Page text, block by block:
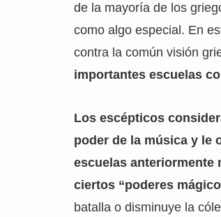
de la mayoría de los
como algo especial. En
contra la común visión
importantes escuelas
Los escépticos
poder de la música y le
escuelas anteriormente
ciertos “poderes
batalla o disminuye la